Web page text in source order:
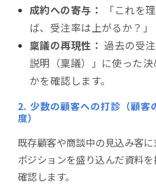
成約への寄与：
「これを
ば、受注率は上がるか？」
稟議の再現性： 過去の受
説明（稟議）」に使った
かを確認します。
2. 少数の顧客への打診（顧客
度）
既存顧客や商談中の見込み客
ポジションを盛り込んだ資料
確認します。